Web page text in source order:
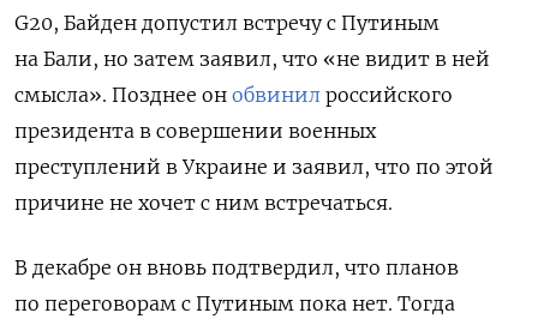
G20, Байден допустил встречу с Путиным
на Бали, но затем заявил, что «не видит в ней
смысла». Позднее он обвинил российского
президента в совершении военных
преступлений в Украине и заявил, что по этой
причине не хочет с ним встречаться.
В декабре он вновь подтвердил, что планов
по переговорам с Путиным пока нет. Тогда